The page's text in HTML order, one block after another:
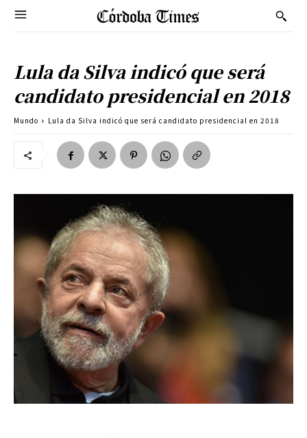
Lula da Silva indicó que será
candidato presidencial en 2018
Mundo Lula da Silva indicó que será candidato presidencial en 2018